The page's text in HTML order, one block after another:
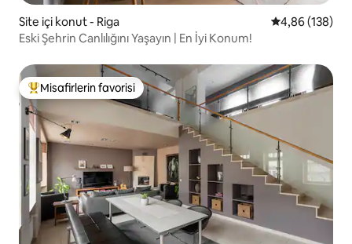
Site içi konut - Riga 5 üzerinden
4,86 (138)
Eski Şehrin Canlılığını Yaşayın | En İyi Konum!
Misafirlerin favorilerinden en beğenilenler arasında
Misafirlerin favorisi